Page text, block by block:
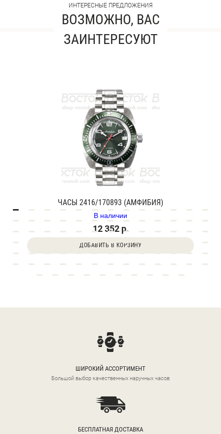
ИНТЕРЕСНЫЕ ПРЕДЛОЖЕНИЯ
ВОЗМОЖНО, ВАС
ЗАИНТЕРЕСУЮТ
ЧАСЫ 2416/170893 (АМФИБИЯ)
В наличии
12 352 р.
ДОБАВИТЬ В КОРЗИНУ
ШИРОКИЙ АССОРТИМЕНТ
Большой выбор качественных наручных часов
БЕСПЛАТНАЯ ДОСТАВКА